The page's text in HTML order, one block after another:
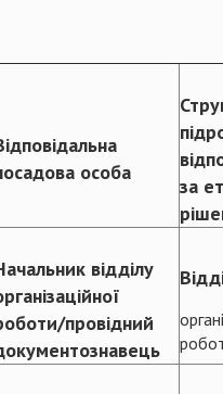
особа
за
відділу
провідний